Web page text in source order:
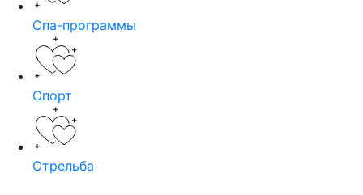
Спа-программы
Спорт
Стрельба